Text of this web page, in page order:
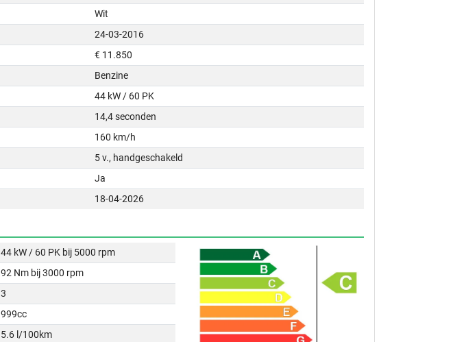
Wit
24-03-2016
€ 11.850
Benzine
44 kW / 60 PK
14,4 seconden
160 km/h
5 v., handgeschakeld
Ja
18-04-2026
44 kW / 60 PK bij 5000 rpm
92 Nm bij 3000 rpm
3
999cc
5.6 l/100km